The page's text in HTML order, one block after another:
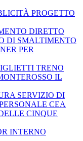
PROGETTO
DIRETTO
DI SMALTIMENTO
PER
TRENO
IL
SERVIZIO DI
CEA
CINQUE
INTERNO